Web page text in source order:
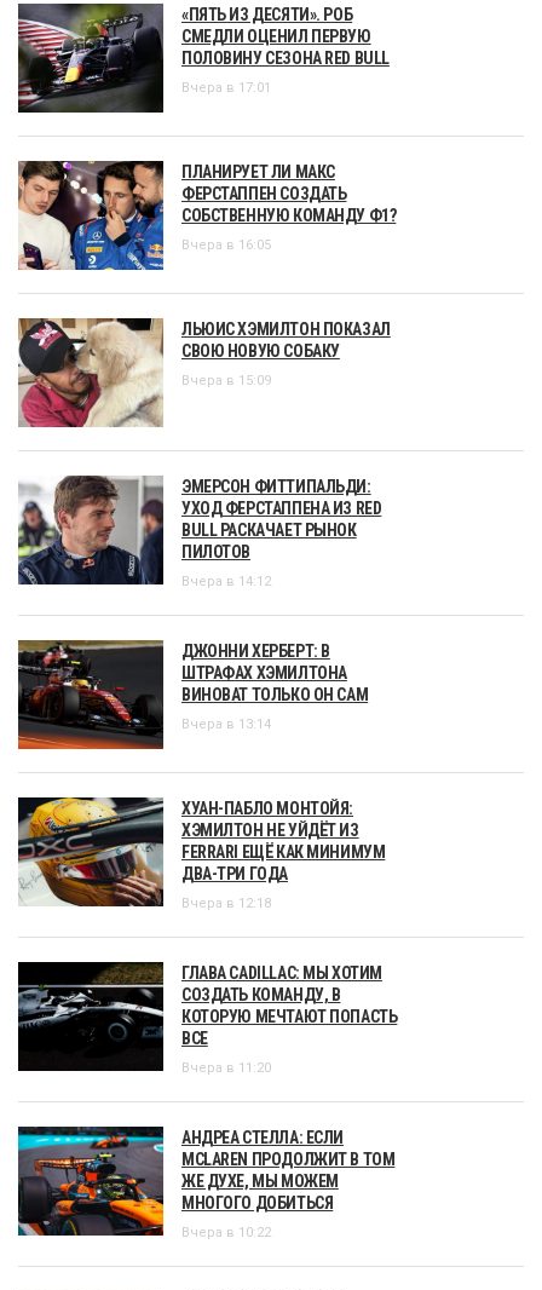
«ПЯТЬ ИЗ ДЕСЯТИ». РОБ
СМЕДЛИ ОЦЕНИЛ ПЕРВУЮ
ПОЛОВИНУ СЕЗОНА RED BULL
Вчера в 17:01
ПЛАНИРУЕТ ЛИ МАКС
ФЕРСТАППЕН СОЗДАТЬ
СОБСТВЕННУЮ КОМАНДУ Ф1?
Вчера в 16:05
ЛЬЮИС ХЭМИЛТОН ПОКАЗАЛ
СВОЮ НОВУЮ СОБАКУ
Вчера в 15:09
ЭМЕРСОН ФИТТИПАЛЬДИ:
УХОД ФЕРСТАППЕНА ИЗ RED
BULL РАСКАЧАЕТ РЫНОК
ПИЛОТОВ
Вчера в 14:12
ДЖОННИ ХЕРБЕРТ: В
ШТРАФАХ ХЭМИЛТОНА
ВИНОВАТ ТОЛЬКО ОН САМ
Вчера в 13:14
ХУАН-ПАБЛО МОНТОЙЯ:
ХЭМИЛТОН НЕ УЙДЁТ ИЗ
FERRARI ЕЩЁ КАК МИНИМУМ
ДВА-ТРИ ГОДА
Вчера в 12:18
ГЛАВА CADILLAC: МЫ ХОТИМ
СОЗДАТЬ КОМАНДУ, В
КОТОРУЮ МЕЧТАЮТ ПОПАСТЬ
ВСЕ
Вчера в 11:20
АНДРЕА СТЕЛЛА: ЕСЛИ
MCLAREN ПРОДОЛЖИТ В ТОМ
ЖЕ ДУХЕ, МЫ МОЖЕМ
МНОГОГО ДОБИТЬСЯ
Вчера в 10:22